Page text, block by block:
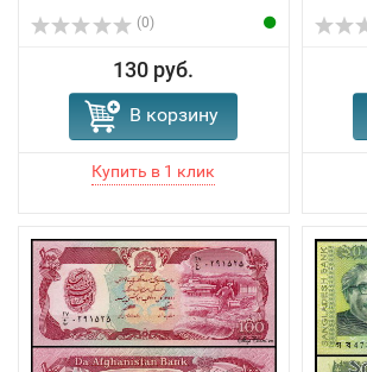
(0)
130 руб.
В корзину